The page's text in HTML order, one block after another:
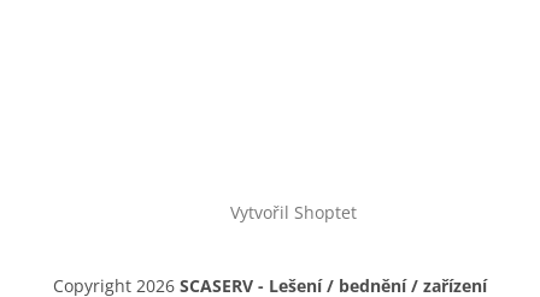
Vytvořil Shoptet
Copyright 2026 SCASERV - Lešení / bednění / zařízení